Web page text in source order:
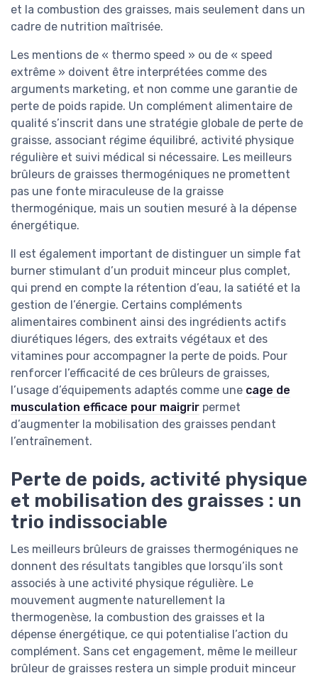
et la combustion des graisses, mais seulement dans un
cadre de nutrition maîtrisée.
Les mentions de « thermo speed » ou de « speed
extrême » doivent être interprétées comme des
arguments marketing, et non comme une garantie de
perte de poids rapide. Un complément alimentaire de
qualité s’inscrit dans une stratégie globale de perte de
graisse, associant régime équilibré, activité physique
régulière et suivi médical si nécessaire. Les meilleurs
brûleurs de graisses thermogéniques ne promettent
pas une fonte miraculeuse de la graisse
thermogénique, mais un soutien mesuré à la dépense
énergétique.
Il est également important de distinguer un simple fat
burner stimulant d’un produit minceur plus complet,
qui prend en compte la rétention d’eau, la satiété et la
gestion de l’énergie. Certains compléments
alimentaires combinent ainsi des ingrédients actifs
diurétiques légers, des extraits végétaux et des
vitamines pour accompagner la perte de poids. Pour
renforcer l’efficacité de ces brûleurs de graisses,
l’usage d’équipements adaptés comme une cage de
musculation efficace pour maigrir permet
d’augmenter la mobilisation des graisses pendant
l’entraînement.
Perte de poids, activité physique
et mobilisation des graisses : un
trio indissociable
Les meilleurs brûleurs de graisses thermogéniques ne
donnent des résultats tangibles que lorsqu’ils sont
associés à une activité physique régulière. Le
mouvement augmente naturellement la
thermogenèse, la combustion des graisses et la
dépense énergétique, ce qui potentialise l’action du
complément. Sans cet engagement, même le meilleur
brûleur de graisses restera un simple produit minceur